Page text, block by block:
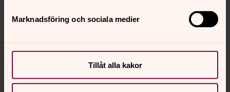
Marknadsföring och sociala medier
Tillåt alla kakor
Tillbaka till toppen
Tillbaka till innehållet